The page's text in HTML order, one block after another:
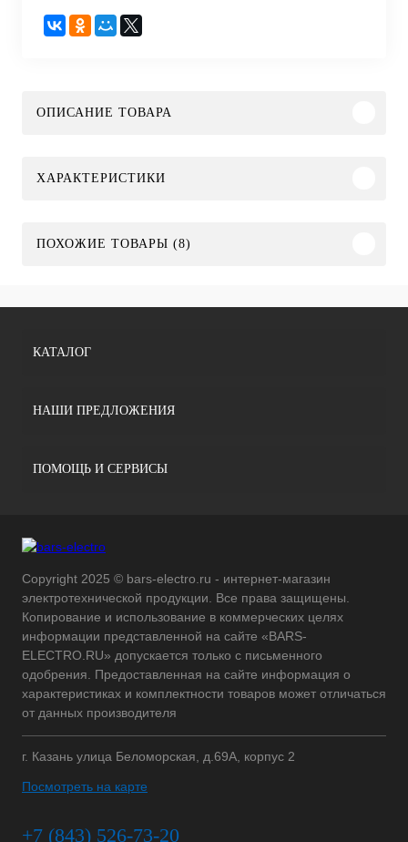
ОПИСАНИЕ ТОВАРА
ХАРАКТЕРИСТИКИ
ПОХОЖИЕ ТОВАРЫ (8)
КАТАЛОГ
НАШИ ПРЕДЛОЖЕНИЯ
ПОМОЩЬ И СЕРВИСЫ
Copyright 2025 © bars-electro.ru - интернет-магазин
электротехнической продукции. Все права защищены.
Копирование и использование в коммерческих целях
информации представленной на сайте «BARS-
ELECTRO.RU» допускается только с письменного
одобрения. Предоставленная на сайте информация о
характеристиках и комплектности товаров может отличаться
от данных производителя
г. Казань улица Беломорская, д.69А, корпус 2
Посмотреть на карте
+7 (843) 526-73-20